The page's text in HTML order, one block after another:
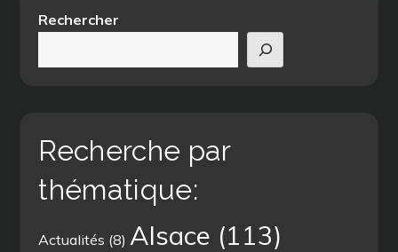
Rechercher
Recherche par
thématique:
Actualités (8) Alsace (113)